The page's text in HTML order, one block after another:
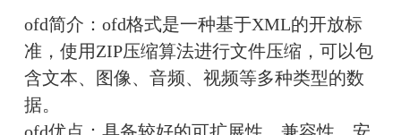
ofd简介：ofd格式是一种基于XML的开放标
准，使用ZIP压缩算法进行文件压缩，可以包
含文本、图像、音频、视频等多种类型的数
据。